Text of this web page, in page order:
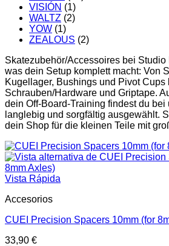
VISIÓN (1)
WALTZ (2)
YOW (1)
ZEALOUS (2)
Skatezubehör/Accessoires bei Studio
was dein Setup komplett macht: Von
Kugellager, Bushings und Pivot Cups
Schrauben/Hardware und Griptape.
dein Off-Board-Training findest du bei
langlebig und sorgfältig ausgewählt.
dein Shop für die kleinen Teile mit
Vista Rápida
Accesorios
CUEI Precision Spacers 10mm (for
33,90 €